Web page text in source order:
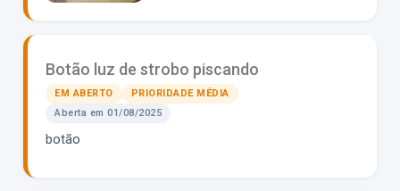
Botão luz de strobo piscando
EM ABERTO
PRIORIDADE MÉDIA
Aberta em 01/08/2025
botão